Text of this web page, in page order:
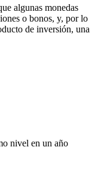
algunas monedas
o bonos, y, por lo
de inversión, una
nivel en un año